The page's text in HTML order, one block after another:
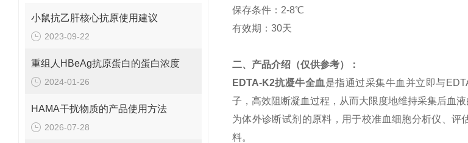
小鼠抗乙肝核心抗原使用建议
2023-09-22
重组人HBeAg抗原蛋白的蛋白浓度
2024-01-26
HAMA干扰物质的产品使用方法
2026-07-28
保存条件：2-8℃
有效期：30天
二、产品介绍（仅供参考）：
EDTA-K2抗凝牛全血 是指通过采集牛血并立即与
子，高效阻断凝血过程，从而大限度地维持采集后血
为体外诊断试剂的原料，用于校准血细胞分析仪、
料。